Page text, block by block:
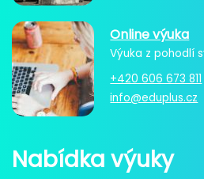
Online výuka
Výuka z pohodlí
+420 606 673 811
info@eduplus.cz
Nabídka výuky